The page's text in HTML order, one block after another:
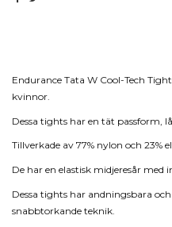
Endurance Tata W Cool-Tech
kvinnor.
Dessa tights har en tät passform,
Tillverkade av 77% nylon och 23%
De har en elastisk midjeresår med
Dessa tights har andningsbara
snabbtorkande teknik.